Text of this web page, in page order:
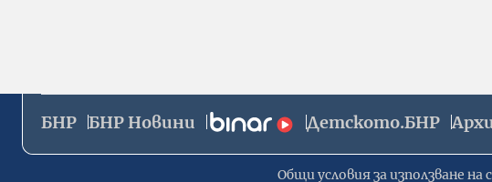
БНР БНР Новини Детското.БНР
Общи условия за използване на